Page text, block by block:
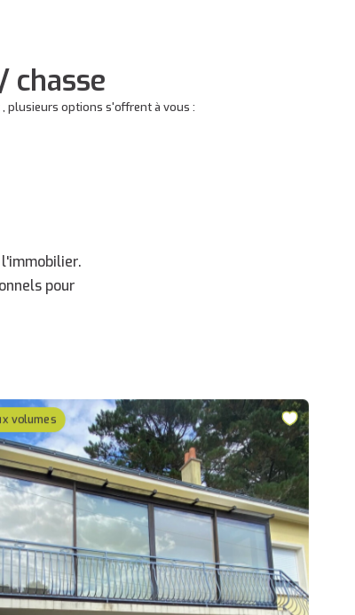
chasse
plusieurs options s'offrent à vous :
pour
volumes